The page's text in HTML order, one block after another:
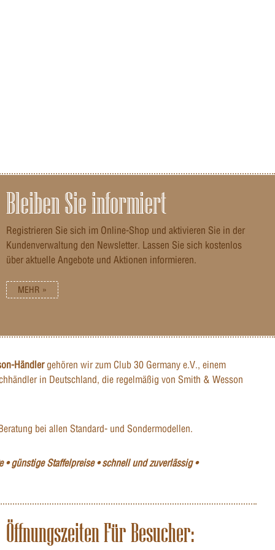
Bleiben Sie informiert
Registrieren Sie sich im Online-Shop und aktivieren Sie in der
Kundenverwaltung den Newsletter. Lassen Sie sich kostenlos
über aktuelle Angebote und Aktionen informieren.
MEHR »
Händlergehören wir zum Club 30 Germany e.V., einem
in Deutschland, die regelmäßig von Smith & Wesson
bei allen Standard- und Sondermodellen.
günstige Staffelpreise • schnell und zuverlässig •
Öffnungszeiten Für Besucher: